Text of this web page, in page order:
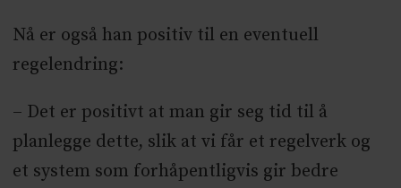
Nå er også han positiv til en eventuell
regelendring:
– Det er positivt at man gir seg tid til å
planlegge dette, slik at vi får et regelverk og
et system som forhåpentligvis gir bedre